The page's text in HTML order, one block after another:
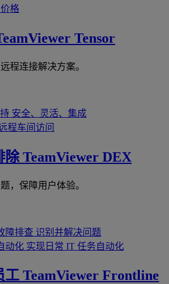
格
Tensor
程连接解决方案。
安全、灵活、集成
程车间访问
除 TeamViewer DEX
，保障用户体验。
障排查 识别并解决问题
动化 实现日常 IT 任务自动化
工 TeamViewer Frontline